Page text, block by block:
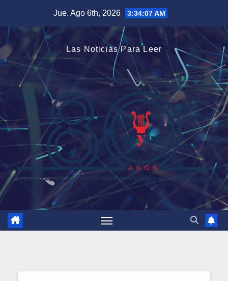
contenido
Jue. Ago 6th, 2026 3:34:08 AM
Las Noticias Para Leer